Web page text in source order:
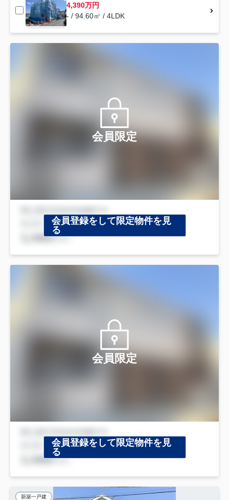
4,390万円
- / 94.60㎡ / 4LDK
会員限定
会員登録をして限定物件を見
る
会員限定
会員登録をして限定物件を見
る
新築一戸建